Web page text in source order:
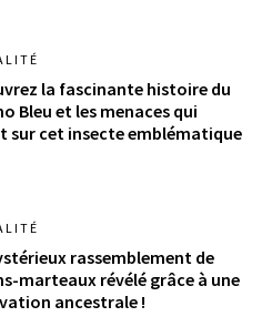
la fascinante histoire du
Bleu et les menaces qui
sur cet insecte emblématique
rassemblement de
marteaux révélé grâce à une
ancestrale !